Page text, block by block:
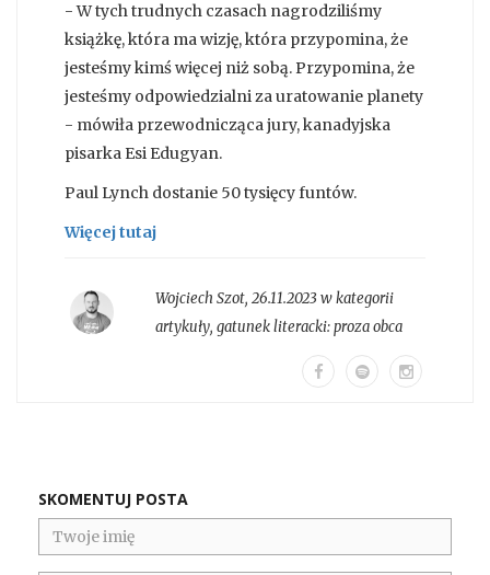
- W tych trudnych czasach nagrodziliśmy
książkę, która ma wizję, która przypomina, że
jesteśmy kimś więcej niż sobą. Przypomina, że
jesteśmy odpowiedzialni za uratowanie planety
- mówiła przewodnicząca jury, kanadyjska
pisarka Esi Edugyan.
Paul Lynch dostanie 50 tysięcy funtów.
Więcej tutaj
Wojciech Szot, 26.11.2023 w kategorii
artykuły, gatunek literacki:proza obca
SKOMENTUJ POSTA